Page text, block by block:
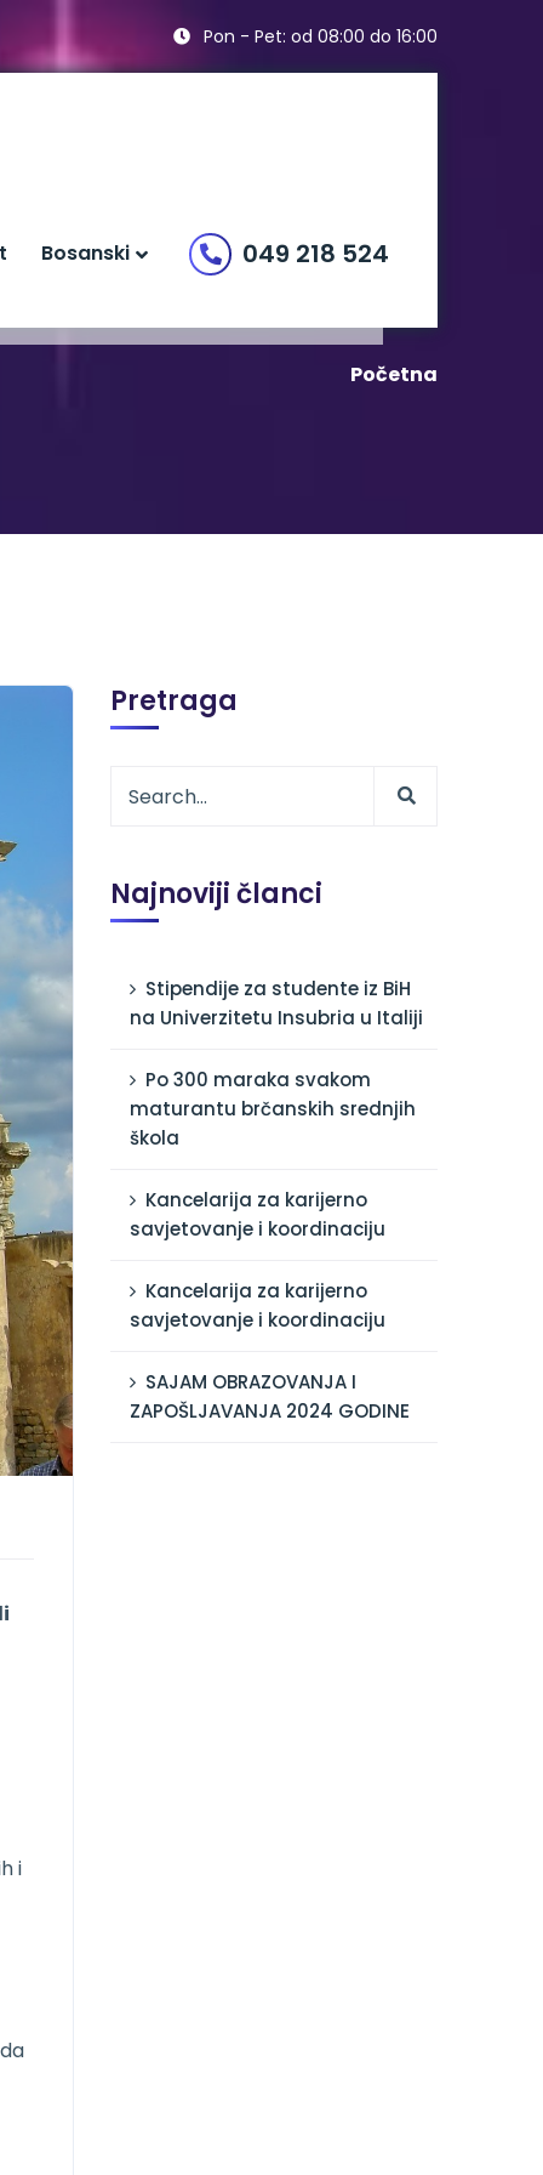
Pon - Pet: od 08:00 do 16:00
Bosanski 049 218 524
Početna
i
Pretraga
Najnoviji članci
Stipendije za studente iz BiH
na Univerzitetu Insubria u Italiji
Po 300 maraka svakom
maturantu brčanskih srednjih
škola
Kancelarija za karijerno
savjetovanje i koordinaciju
Kancelarija za karijerno
savjetovanje i koordinaciju
SAJAM OBRAZOVANJA I
ZAPOŠLJAVANJA 2024 GODINE